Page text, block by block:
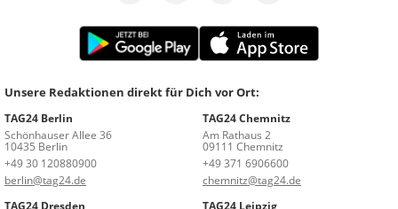
Unsere Redaktionen direkt für Dich vor Ort:
TAG24 Berlin
Schönhauser Allee 36
10435 Berlin
+49 30 120880900
berlin@tag24.de
TAG24 Chemnitz
Am Rathaus 2
09111 Chemnitz
+49 371 6906600
chemnitz@tag24.de